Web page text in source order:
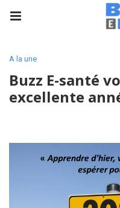
A la une
Buzz E-santé
excellente